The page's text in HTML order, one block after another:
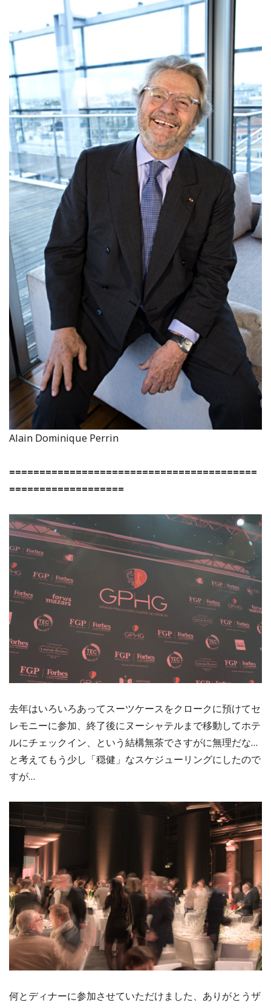
Alain Dominique Perrin
=========================================
===================
去年はいろいろあってスーツケースをクロークに預けてセ
レモニーに参加、終了後にヌーシャテルまで移動してホテ
ルにチェックイン、という結構無茶でさすがに無理だな…
と考えてもう少し「穏健」なスケジューリングにしたので
すが…
何とディナーに参加させていただけました、ありがとうザ